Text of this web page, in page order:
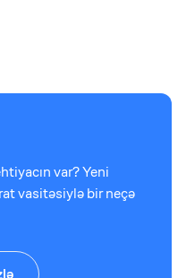
var? Yeni
vasitəsiylə bir neçə